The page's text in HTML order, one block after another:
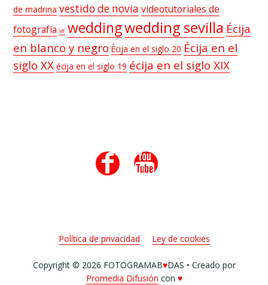
de madrina vestido de novia videotutoriales de
fotografía vr weddingwedding sevilla Écija
en blanco y negro Écija en el siglo 20 Écija en el
siglo XX écija en el siglo 19 écija en el siglo XIX
 
Política de privacidad Ley de cookies
Copyright © 2026 FOTOGRAMAB♥DAS • Creado por
Promedia Difusión con ♥